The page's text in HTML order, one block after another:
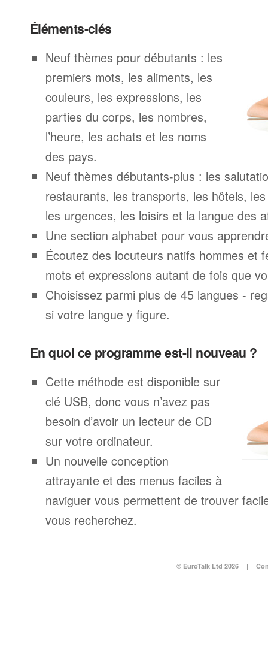
Éléments-clés
Neuf thèmes pour débutants : les
premiers mots, les aliments, les
couleurs, les expressions, les
parties du corps, les nombres,
l’heure, les achats et les noms
des pays.
Neuf thèmes débutants-plus : les
restaurants, les transports, les hôtels,
les urgences, les loisirs et la langue des
Une section alphabet pour vous
Écoutez des locuteurs natifs hommes et
mots et expressions autant de fois que
Choisissez parmi plus de 45 langues -
si votre langue y figure.
En quoi ce programme est-il nouveau ?
Cette méthode est disponible sur
clé USB, donc vous n’avez pas
besoin d’avoir un lecteur de CD
sur votre ordinateur.
Un nouvelle conception
attrayante et des menus faciles à
naviguer vous permettent de trouver
vous recherchez.
© EuroTalk Ltd 2026 |